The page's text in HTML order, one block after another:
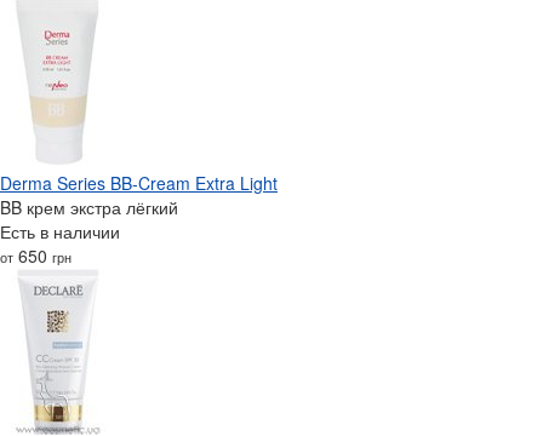
Derma Series BB-Cream Extra Light
BB крем экстра лёгкий
Есть в наличии
от 650 грн